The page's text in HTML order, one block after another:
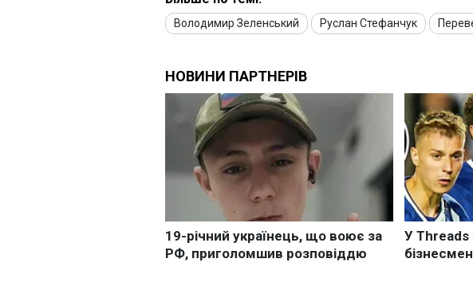
Володимир Зеленський Руслан Стефанчук